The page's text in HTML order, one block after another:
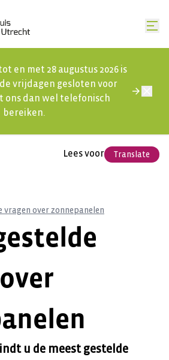
en met 28 augustus 2026 is
vrijdagen gesloten voor
ons dan wel telefonisch
bereiken.
Lees voor Translate
vragen over zonnepanelen
u de meest gestelde